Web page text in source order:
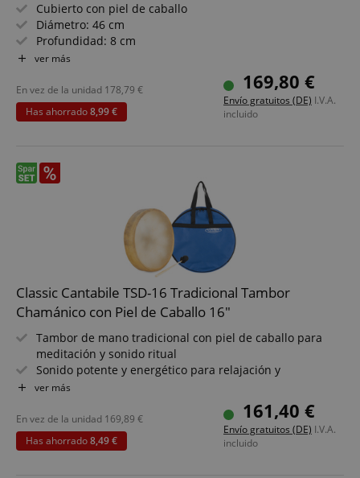
Cubierto con piel de caballo
Diámetro: 46 cm
Profundidad: 8 cm
Efecto potente y energético
Set económico que incluye baqueta y soporte
ver más
169,80 €
Envío gratuitos (DE) I.V.A.
incluido
En vez de la unidad 178,79 €
Has ahorrado8,99 €
Classic Cantabile TSD-16 Tradicional Tambor
Chamánico con Piel de Caballo 16"
Tambor de mano tradicional con piel de caballo para
meditación y sonido ritual
Sonido potente y energético para relajación y
ceremonias
Tamaño: 16" (Ø 41 cm) para tonos graves potentes y
resonancia profunda
Incluye soporte de agarre - toca cómodamente sentado o
de pie
ver más
161,40 €
Envío gratuitos (DE) I.V.A.
incluido
En vez de la unidad 169,89 €
Has ahorrado8,49 €
Amazon
.amazon.com